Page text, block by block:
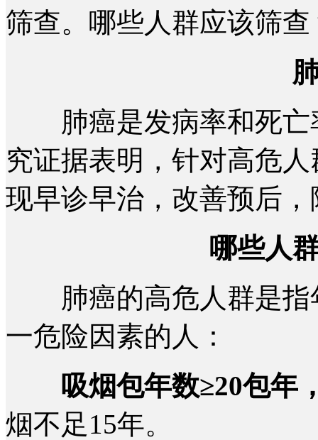
筛查。哪些人群应该筛
肺癌是发病率和死亡
究证据表明，针对高危
现早诊早治，改善预后
哪些人
肺癌的高危人群是指
一危险因素的人：
吸烟包年数≥20包年
烟不足15年。